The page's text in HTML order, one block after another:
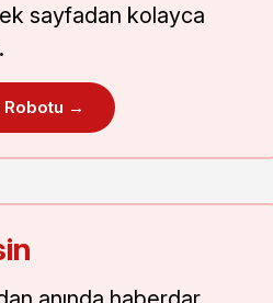
sayfadan kolayca
Robotu →